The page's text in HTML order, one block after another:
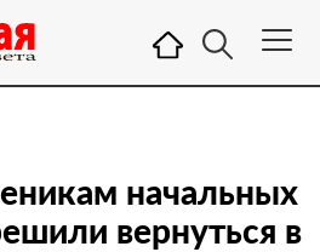
начальных
вернуться в